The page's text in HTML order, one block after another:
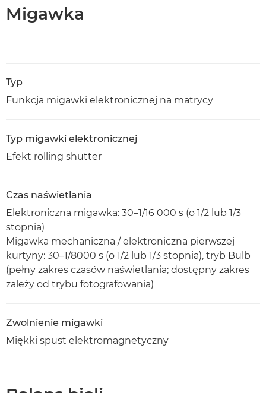
Migawka
Typ
Funkcja migawki elektronicznej na matrycy
Typ migawki elektronicznej
Efekt rolling shutter
Czas naświetlania
Elektroniczna migawka: 30–1/16 000 s (o 1/2 lub 1/3
stopnia)
Migawka mechaniczna / elektroniczna pierwszej
kurtyny: 30–1/8000 s (o 1/2 lub 1/3 stopnia), tryb Bulb
(pełny zakres czasów naświetlania; dostępny zakres
zależy od trybu fotografowania)
Zwolnienie migawki
Miękki spust elektromagnetyczny